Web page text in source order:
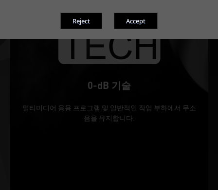
0-dB 기술
멀티미디어 응용 프로그램 및 일반적인 작업 부하에서 무소
음을 유지합니다.